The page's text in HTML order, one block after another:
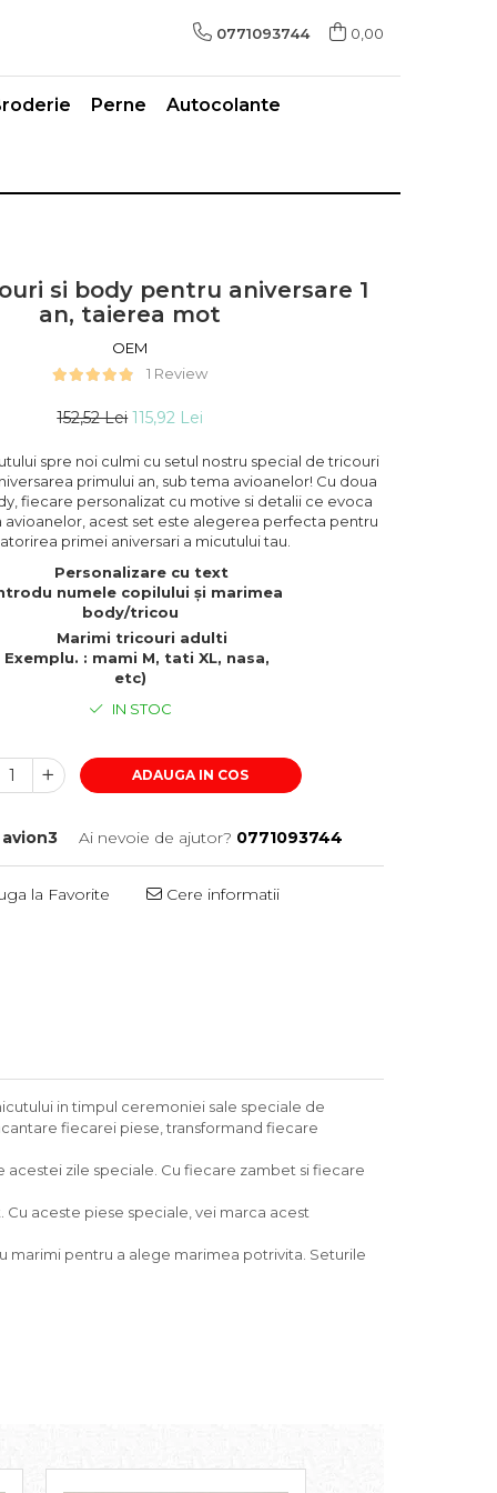
0771093744 0,00
Perne Autocolante
si body pentru aniversare 1
an, taierea mot
OEM
1 Review
152,52 Lei 115,92 Lei
spre noi culmi cu setul nostru special de tricouri
primului an, sub tema avioanelor! Cu doua
fiecare personalizat cu motive si detalii ce evoca
avioanelor, acest set este alegerea perfecta pentru
primei aniversari a micutului tau.
Personalizare cu text
numele copilului și marimea
body/tricou
Marimi tricouri adulti
Exemplu. : mami M, tati XL, nasa,
etc)
IN STOC
ADAUGA IN COS
avion3 Ai nevoie de ajutor? 0771093744
la Favorite Cere informatii
in timpul ceremoniei sale speciale de
fiecarei piese, transformand fiecare
zile speciale. Cu fiecare zambet si fiecare
aceste piese speciale, vei marca acest
marimi pentru a alege marimea potrivita. Seturile